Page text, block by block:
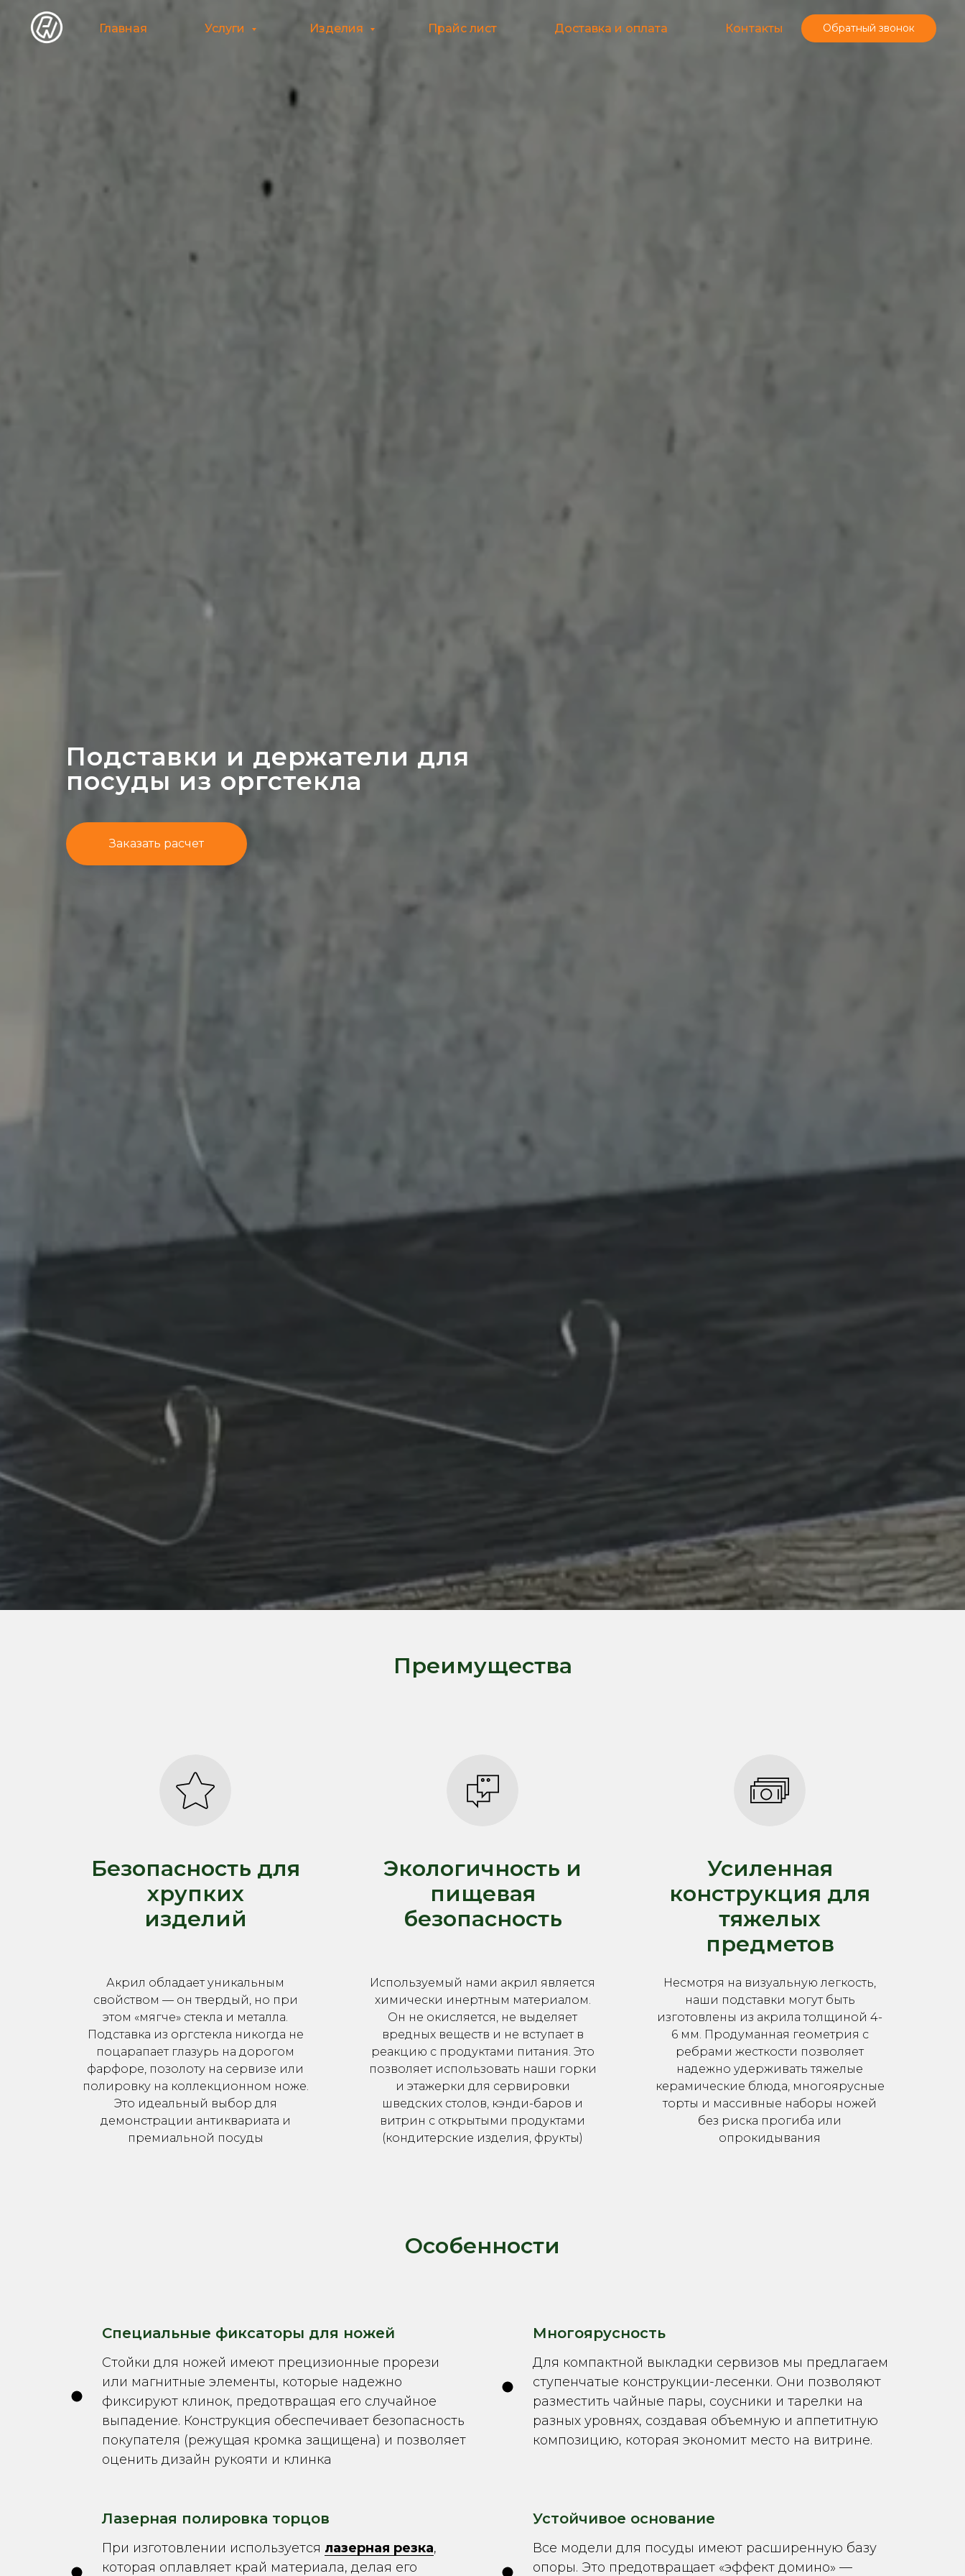
Главная Услуги Изделия Прайс лист Доставка и оплата Контакты Обратный звонок
Подставки и держатели для
посуды из оргстекла
Заказать расчет
Преимущества
Безопасность для
хрупких
изделий
Акрил обладает уникальным
свойством — он твердый, но при
этом «мягче» стекла и металла.
Подставка из оргстекла никогда не
поцарапает глазурь на дорогом
фарфоре, позолоту на сервизе или
полировку на коллекционном ноже.
Это идеальный выбор для
демонстрации антиквариата и
премиальной посуды
Экологичность и
пищевая
безопасность
Используемый нами акрил является
химически инертным материалом.
Он не окисляется, не выделяет
вредных веществ и не вступает в
реакцию с продуктами питания. Это
позволяет использовать наши горки
и этажерки для сервировки
шведских столов, кэнди-баров и
витрин с открытыми продуктами
(кондитерские изделия, фрукты)
Усиленная
конструкция для
тяжелых
предметов
Несмотря на визуальную легкость,
наши подставки могут быть
изготовлены из акрила толщиной 4-
6 мм. Продуманная геометрия с
ребрами жесткости позволяет
надежно удерживать тяжелые
керамические блюда, многоярусные
торты и массивные наборы ножей
без риска прогиба или
опрокидывания
Особенности
Специальные фиксаторы для ножей
Стойки для ножей имеют прецизионные прорези
или магнитные элементы, которые надежно
фиксируют клинок, предотвращая его случайное
выпадение. Конструкция обеспечивает безопасность
покупателя (режущая кромка защищена) и позволяет
оценить дизайн рукояти и клинка
Многоярусность
Для компактной выкладки сервизов мы предлагаем
ступенчатые конструкции-лесенки. Они позволяют
разместить чайные пары, соусники и тарелки на
разных уровнях, создавая объемную и аппетитную
композицию, которая экономит место на витрине.
Лазерная полировка торцов
При изготовлении используется лазерная резка,
которая оплавляет край материала, делая его
Устойчивое основание
Все модели для посуды имеют расширенную базу
опоры. Это предотвращает «эффект домино» —